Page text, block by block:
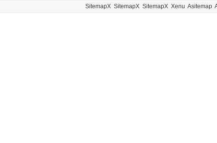
SitemapX SitemapX SitemapX Xenu Asitemap